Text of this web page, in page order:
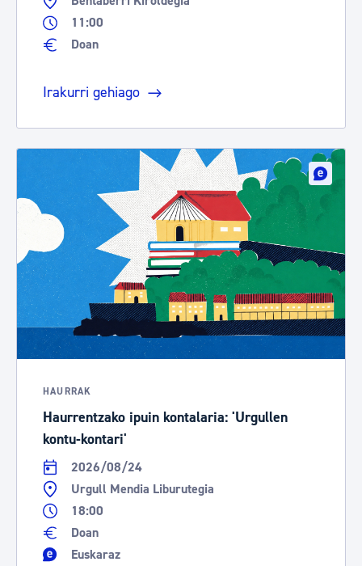
11:00
Doan
Irakurri gehiago
HAURRAK
Haurrentzako ipuin kontalaria: 'Urgullen
kontu-kontari'
2026/08/24
Urgull Mendia Liburutegia
18:00
Doan
Euskaraz